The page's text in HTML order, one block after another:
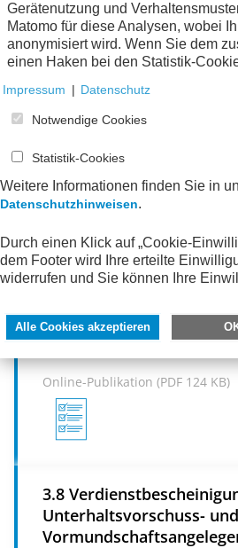
Online-Publikation (PDF 68 KB)
3.7
Zwölftes Buch
Eschborn2020
Online-Publikation (
3.12 Allgemeine
Online-Publikation (PDF 124 KB)
3.8
Unterhaltsvorschuss- und
Gerätenutzung und
Matomo für diese Analysen, wobei
anonymisiert wird. Wenn Sie dem
einen Haken bei den Statistik-
Impressum | Datenschutz
Notwendige Cookies
Statistik-Cookies
Weitere Informationen finden Sie in
Datenschutzhinweisen.
Durch einen Klick auf „Cookie-
dem Footer wird Ihre erteilte
widerrufen und Sie können Ihre
Alle Cookies akzeptieren